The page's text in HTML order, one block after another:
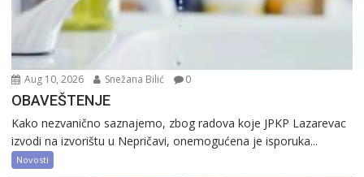
Aug 10, 2026 Snežana Bilić 0
OBAVEŠTENJE
Kako nezvanično saznajemo, zbog radova koje JPKP Lazarevac
izvodi na izvorištu u Nepričavi, onemogućena je isporuka...
Novosti